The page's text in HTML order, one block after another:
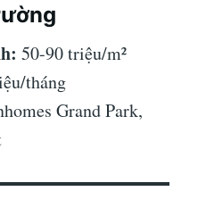
50-90 triệu/m²
tháng
Grand Park,